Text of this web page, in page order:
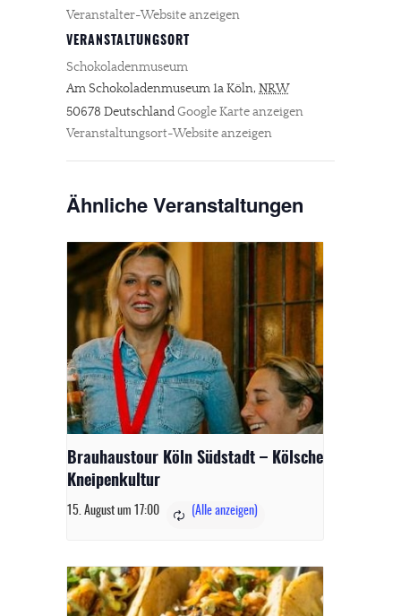
VERANSTALTUNGSORT
Schokoladenmuseum
Am Schokoladenmuseum 1aKöln, NRW
50678 DeutschlandGoogle Karte anzeigen
Veranstaltungsort-Website anzeigen
Veranstalter-Website anzeigen
Ähnliche Veranstaltungen
Brauhaustour Köln Südstadt – Kölsche
Kneipenkultur
15. August um 17:00